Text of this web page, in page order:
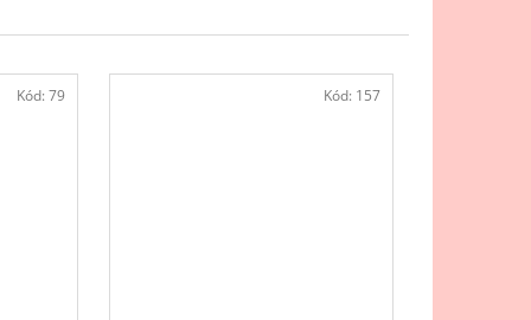
Kód: 79 Kód: 157
PRO DOSPĚLÉ -
19CM